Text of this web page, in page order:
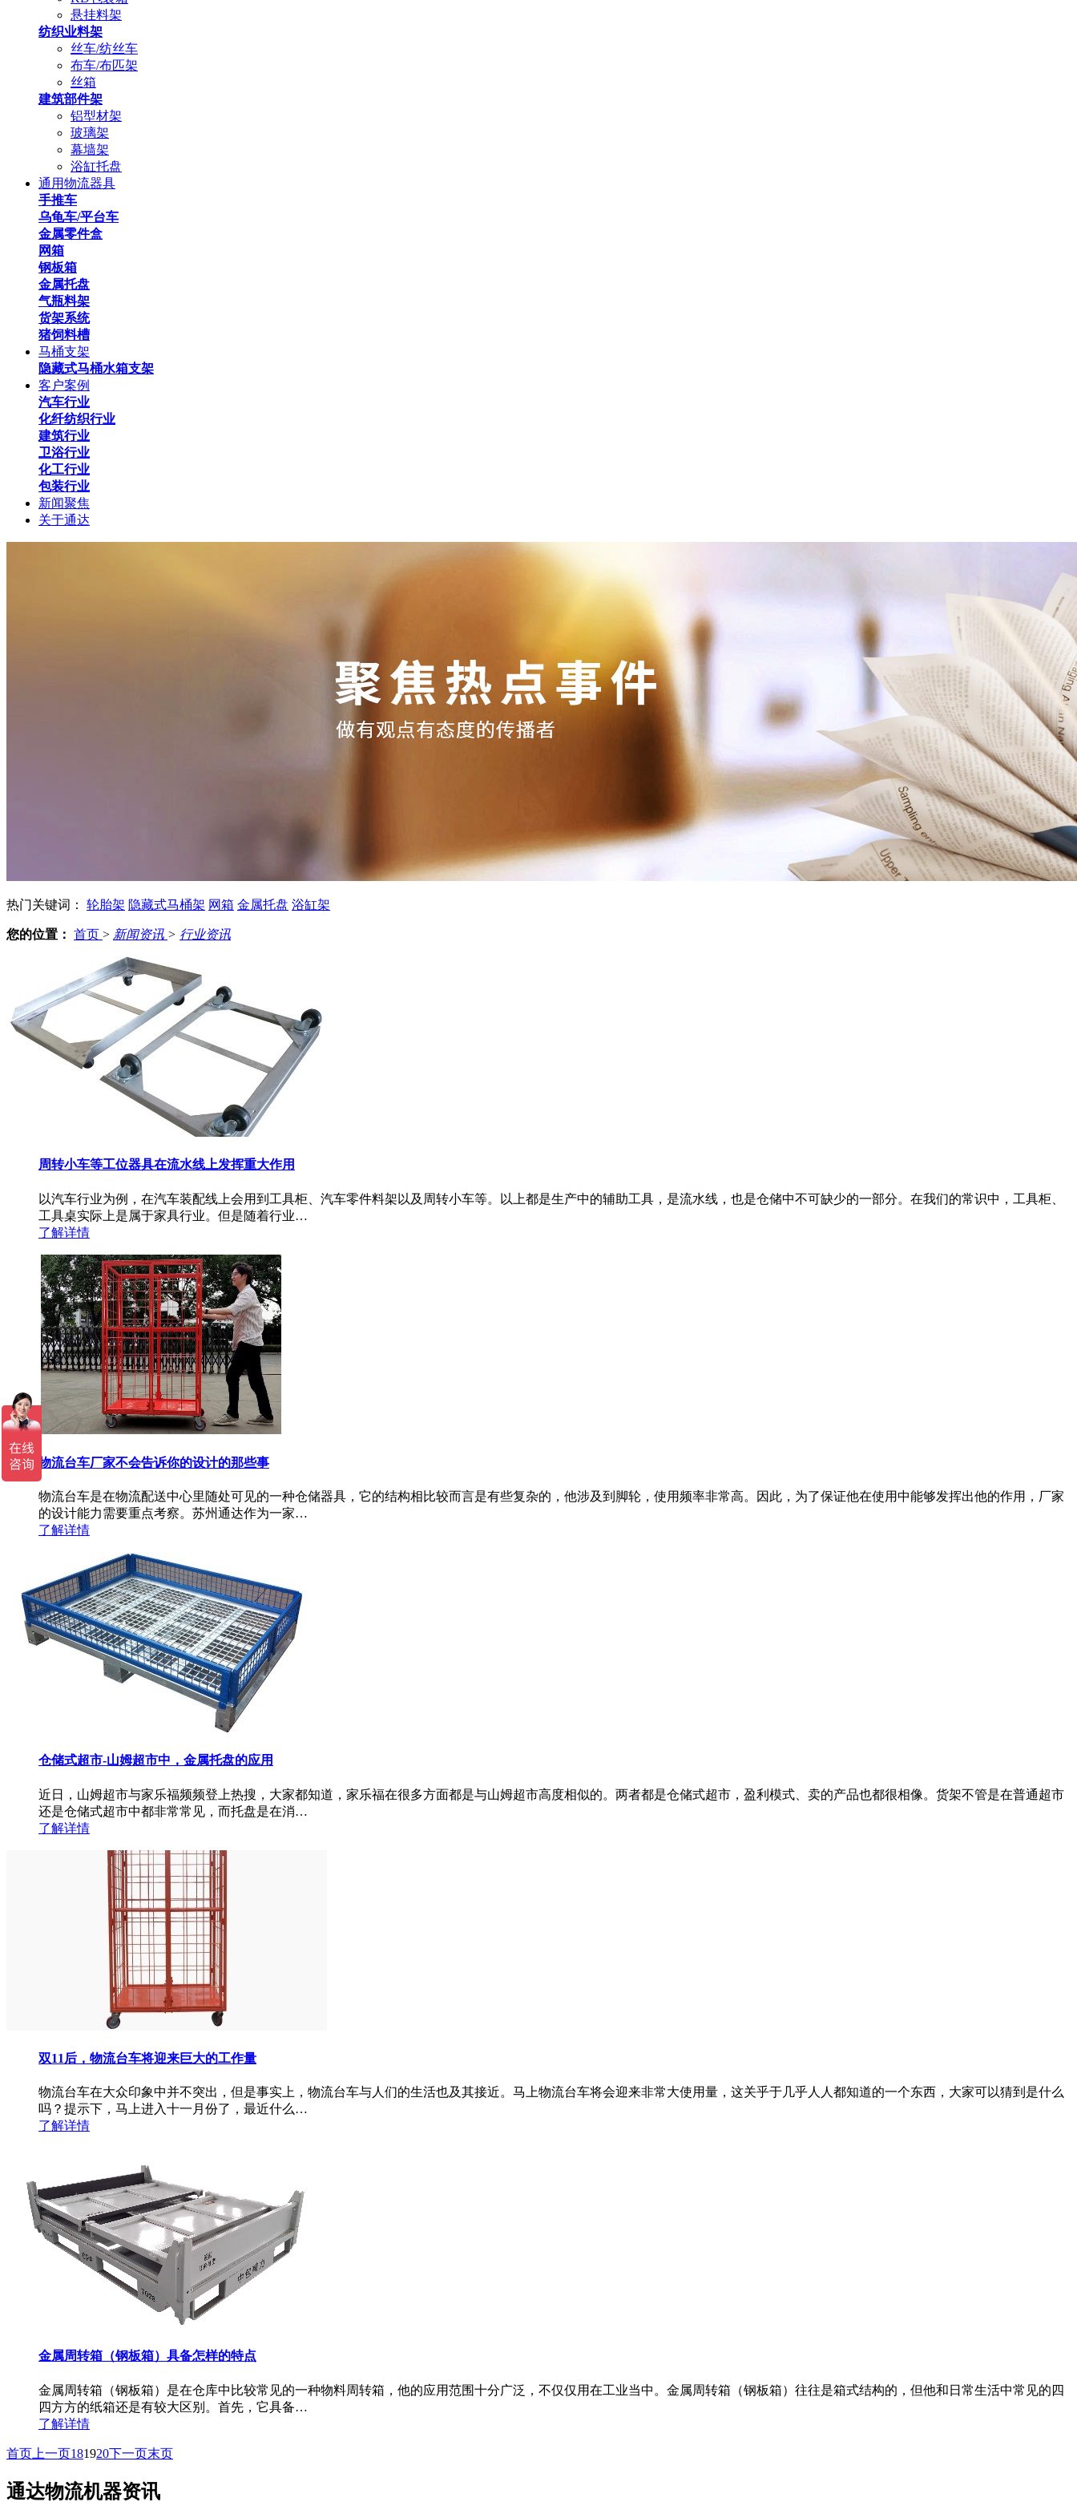
悬挂料架
纺织业料架
丝车/纺丝车
布车/布匹架
丝箱
建筑部件架
铝型材架
玻璃架
幕墙架
浴缸托盘
通用物流器具
手推车
乌龟车/平台车
金属零件盒
网箱
钢板箱
金属托盘
气瓶料架
货架系统
猪饲料槽
马桶支架
隐藏式马桶水箱支架
客户案例
汽车行业
化纤纺织行业
建筑行业
卫浴行业
化工行业
包装行业
新闻聚焦
关于通达
热门关键词： 轮胎架 隐藏式马桶架 网箱 金属托盘 浴缸架
您的位置： 首页 > 新闻资讯 > 行业资讯
周转小车等工位器具在流水线上发挥重大作用
以汽车行业为例，在汽车装配线上会用到工具柜、汽车零件料架以及周转小车等。以上都是生产中的辅助工具，是流水线，也是仓储中不可缺少的一部分。在我们的常识中，工具柜、
工具桌实际上是属于家具行业。但是随着行业…
了解详情
物流台车厂家不会告诉你的设计的那些事
物流台车是在物流配送中心里随处可见的一种仓储器具，它的结构相比较而言是有些复杂的，他涉及到脚轮，使用频率非常高。因此，为了保证他在使用中能够发挥出他的作用，厂家
的设计能力需要重点考察。苏州通达作为一家…
了解详情
仓储式超市-山姆超市中，金属托盘的应用
近日，山姆超市与家乐福频频登上热搜，大家都知道，家乐福在很多方面都是与山姆超市高度相似的。两者都是仓储式超市，盈利模式、卖的产品也都很相像。货架不管是在普通超市
还是仓储式超市中都非常常见，而托盘是在消…
了解详情
双11后，物流台车将迎来巨大的工作量
物流台车在大众印象中并不突出，但是事实上，物流台车与人们的生活也及其接近。马上物流台车将会迎来非常大使用量，这关乎于几乎人人都知道的一个东西，大家可以猜到是什么
吗？提示下，马上进入十一月份了，最近什么…
了解详情
金属周转箱（钢板箱）具备怎样的特点
金属周转箱（钢板箱）是在仓库中比较常见的一种物料周转箱，他的应用范围十分广泛，不仅仅用在工业当中。金属周转箱（钢板箱）往往是箱式结构的，但他和日常生活中常见的四
四方方的纸箱还是有较大区别。首先，它具备…
了解详情
首页 上一页181920下一页末页
通达物流机器资讯